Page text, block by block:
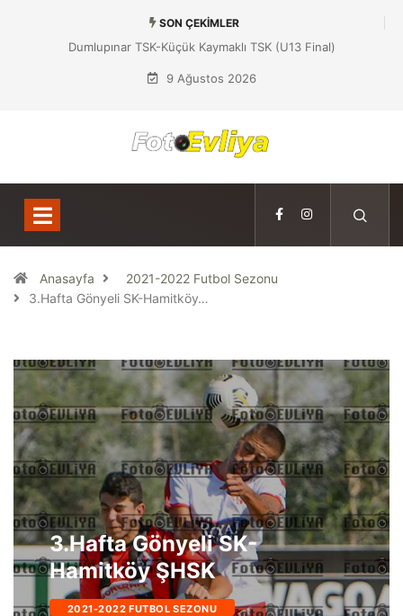
SON ÇEKIMLER
Dumlupınar TSK-Küçük Kaymaklı TSK (U13 Final)
9 Ağustos 2026
Anasayfa
2021-2022 Futbol Sezonu
3.Hafta Gönyeli SK-Hamitköy…
3.Hafta Gönyeli SK-
Hamitköy ŞHSK
2021-2022 FUTBOL SEZONU